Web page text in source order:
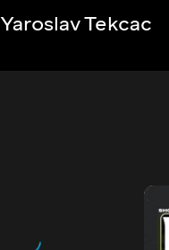
Yaroslav Tekcac